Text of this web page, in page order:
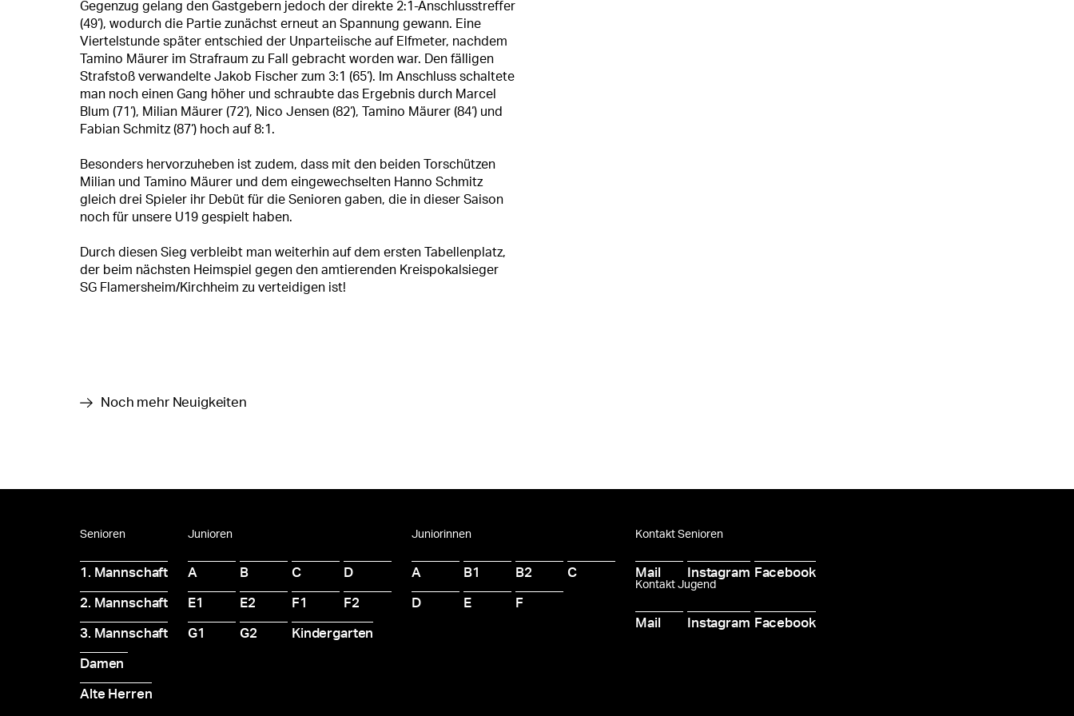
Gegenzug gelang den Gastgebern jedoch der direkte 2:1-Anschlusstreffer
(49‘), wodurch die Partie zunächst erneut an Spannung gewann. Eine
Viertelstunde später entschied der Unparteiische auf Elfmeter, nachdem
Tamino Mäurer im Strafraum zu Fall gebracht worden war. Den fälligen
Strafstoß verwandelte Jakob Fischer zum 3:1 (65‘). Im Anschluss schaltete
man noch einen Gang höher und schraubte das Ergebnis durch Marcel
Blum (71‘), Milian Mäurer (72‘), Nico Jensen (82‘), Tamino Mäurer (84‘) und
Fabian Schmitz (87‘) hoch auf 8:1.
Besonders hervorzuheben ist zudem, dass mit den beiden Torschützen
Milian und Tamino Mäurer und dem eingewechselten Hanno Schmitz
gleich drei Spieler ihr Debüt für die Senioren gaben, die in dieser Saison
noch für unsere U19 gespielt haben.
Durch diesen Sieg verbleibt man weiterhin auf dem ersten Tabellenplatz,
der beim nächsten Heimspiel gegen den amtierenden Kreispokalsieger
SG Flamersheim/Kirchheim zu verteidigen ist!
Noch mehr Neuigkeiten
Senioren
1. Mannschaft
2. Mannschaft
3. Mannschaft
Damen
Alte Herren
Junioren
A B C D
E1 E2 F1 F2
G1 G2 Kindergarten
Juniorinnen
A B1 B2 C
D E F
Kontakt Senioren
Mail Instagram Facebook
Kontakt Jugend
Mail Instagram Facebook